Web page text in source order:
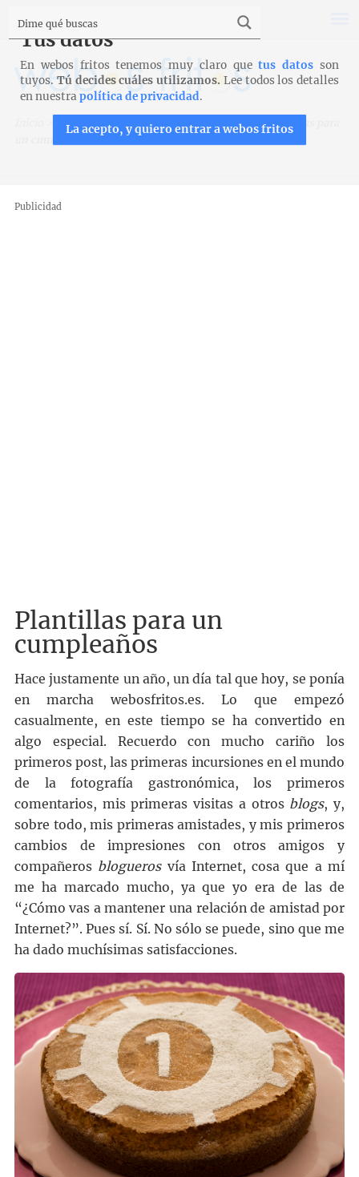
Trucos, técnicas y productos Técnicas > Plantillas para
Publicidad
Plantillas para un
cumpleaños
Hace justamente un año, un día tal que hoy, se ponía
en marcha webosfritos.es. Lo que empezó
casualmente, en este tiempo se ha convertido en
algo especial. Recuerdo con mucho cariño los
primerospost, las primeras incursiones en el mundo
de la fotografía gastronómica, los primeros
comentarios, mis primeras visitas a otros blogs, y,
sobre todo, mis primeras amistades, y mis primeros
cambios de impresiones con otros amigos y
compañeros bloguerosvía Internet, cosa que a mí
me ha marcado mucho, ya que yo era de las de
“¿Cómo vas a mantener una relación de amistad por
Internet?”. Pues sí. Sí. No sólo se puede, sino que me
ha dado muchísimas satisfacciones.
Tus datos
En webos fritos tenemos muy claro quetus datos son
tuyos. Tú decides cuáles utilizamos. Lee todos los detalles
en nuestrapolítica de privacidad.
La acepto, y quiero entrar a webos fritos